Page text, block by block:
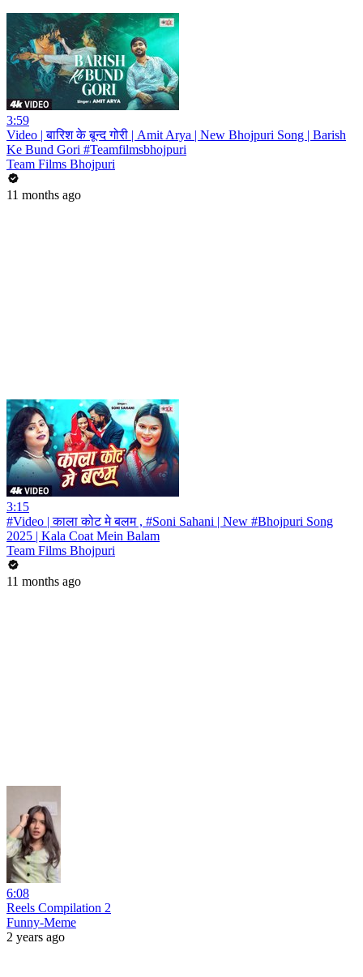
3:59
Video | बारिश के बून्द गोरी | Amit Arya | New Bhojpuri Song | Barish
Ke Bund Gori #Teamfilmsbhojpuri
Team Films Bhojpuri
11 months ago
3:15
#Video | काला कोट मे बलम , #Soni Sahani | New #Bhojpuri Song
2025 | Kala Coat Mein Balam
Team Films Bhojpuri
11 months ago
6:08
Reels Compilation 2
Funny-Meme
2 years ago